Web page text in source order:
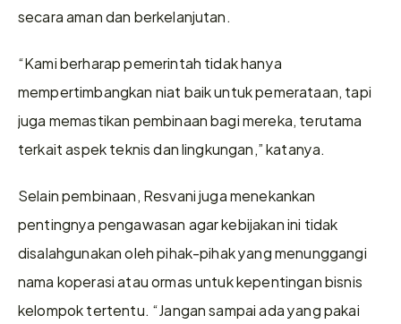
secara aman dan berkelanjutan.
“Kami berharap pemerintah tidak hanya
mempertimbangkan niat baik untuk pemerataan, tapi
juga memastikan pembinaan bagi mereka, terutama
terkait aspek teknis dan lingkungan,” katanya.
Selain pembinaan, Resvani juga menekankan
pentingnya pengawasan agar kebijakan ini tidak
disalahgunakan oleh pihak-pihak yang menunggangi
nama koperasi atau ormas untuk kepentingan bisnis
kelompok tertentu. “Jangan sampai ada yang pakai